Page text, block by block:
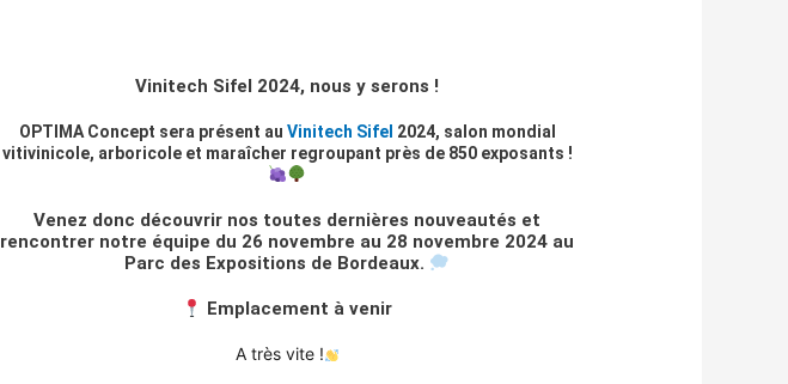
Vinitech Sifel 2024, nous y serons !
OPTIMA Concept sera présent au Vinitech Sifel 2024, salon mondial
vitivinicole, arboricole et maraîcher regroupant près de 850 exposants !
Venez donc découvrir nos toutes dernières nouveautés et
rencontrer notre équipe du 26 novembre au 28 novembre 2024 au
Parc des Expositions de Bordeaux.
Emplacement à venir
A très vite !